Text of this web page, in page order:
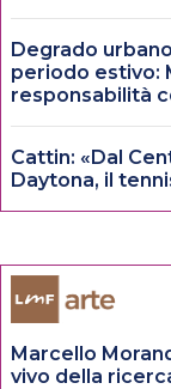
Degrado
periodo estivo:
responsabilità
Cattin: «Dal
Daytona, il
Marcello
vivo della